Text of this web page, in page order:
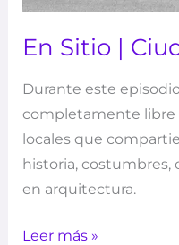
En Sitio |
Durante este
completamente libre
locales que
historia, costumbres,
en arquitectura.
Leer más »